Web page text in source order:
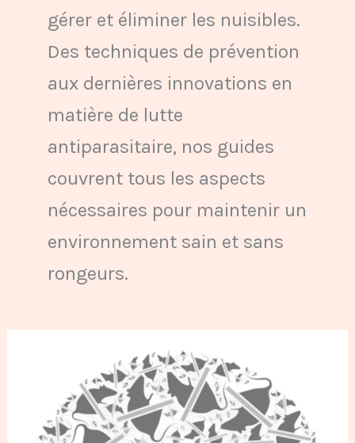
gérer et éliminer les nuisibles.
Des techniques de prévention
aux dernières innovations en
matière de lutte
antiparasitaire, nos guides
couvrent tous les aspects
nécessaires pour maintenir un
environnement sain et sans
rongeurs.
Choisir